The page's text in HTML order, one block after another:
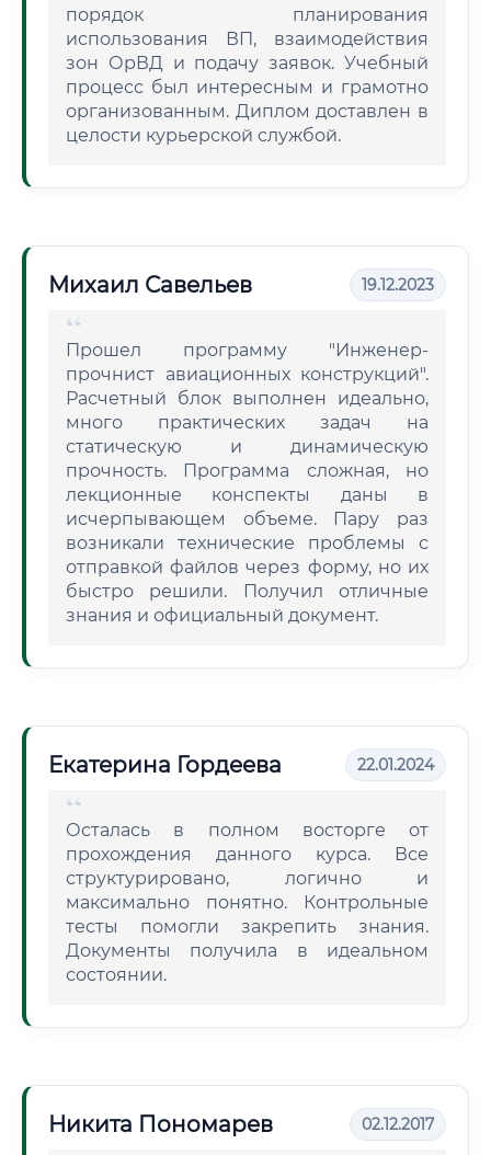
порядок планирования
использования ВП, взаимодействия
зон ОрВД и подачу заявок. Учебный
процесс был интересным и грамотно
организованным. Диплом доставлен в
целости курьерской службой.
Михаил Савельев 19.12.2023
Прошел программу "Инженер-
прочнист авиационных конструкций".
Расчетный блок выполнен идеально,
много практических задач на
статическую и динамическую
прочность. Программа сложная, но
лекционные конспекты даны в
исчерпывающем объеме. Пару раз
возникали технические проблемы с
отправкой файлов через форму, но их
быстро решили. Получил отличные
знания и официальный документ.
Екатерина Гордеева 22.01.2024
Осталась в полном восторге от
прохождения данного курса. Все
структурировано, логично и
максимально понятно. Контрольные
тесты помогли закрепить знания.
Документы получила в идеальном
состоянии.
Никита Пономарев 02.12.2017